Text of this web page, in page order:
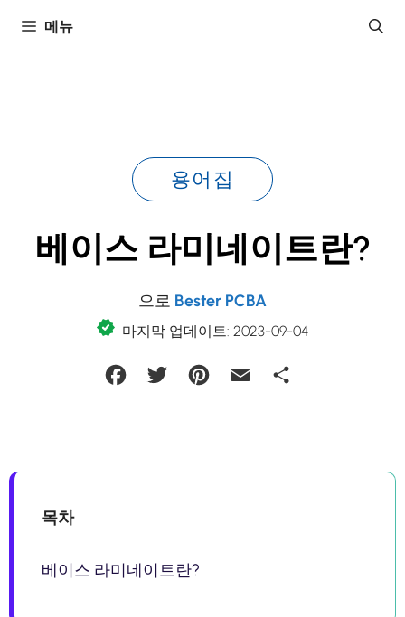
메뉴
용어집
베이스 라미네이트란?
으로 Bester PCBA
마지막 업데이트: 2023-09-04
FacebookTwitter Pinterest Email
목차
베이스 라미네이트란?